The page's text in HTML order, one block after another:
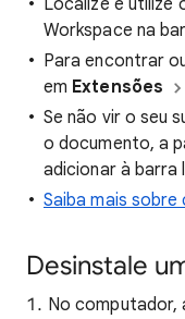
Localize e utilize
Workspace na
Para encontrar
em Extensões
Se não vir o seu
o documento, a
adicionar à barra
Saiba mais
Desinstale
No computador,